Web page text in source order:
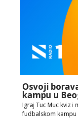
Osvoji
kampu u
Igraj Tuc Muc kviz i
fudbalskom kampu